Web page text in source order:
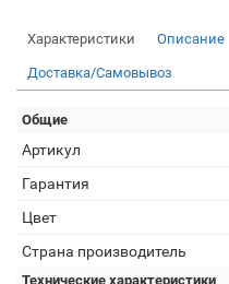
Характеристики Описание
Доставка/Самовывоз
Общие
Артикул
Гарантия
Цвет
Страна производитель
Технические характеристики